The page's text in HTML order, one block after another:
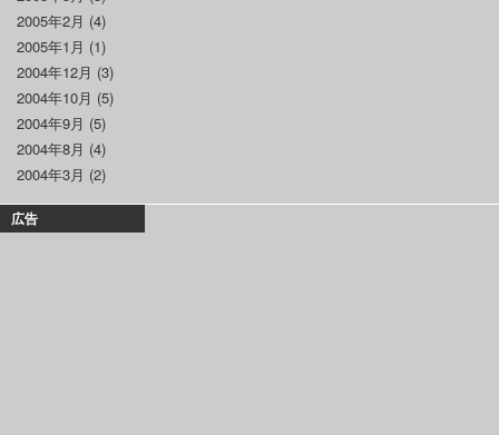
2005年2月 (4)
2005年1月 (1)
2004年12月 (3)
2004年10月 (5)
2004年9月 (5)
2004年8月 (4)
2004年3月 (2)
広告